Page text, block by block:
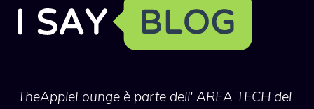
TheAppleLounge è parte dell' AREA TECH del